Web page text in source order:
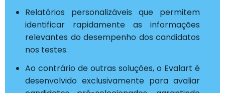
Relatórios personalizáveis que permitem
identificar rapidamente as informações
relevantes do desempenho dos candidatos
nos testes.
Ao contrário de outras soluções, o Evalart é
desenvolvido exclusivamente para avaliar